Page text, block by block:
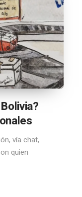
vía chat,
quien